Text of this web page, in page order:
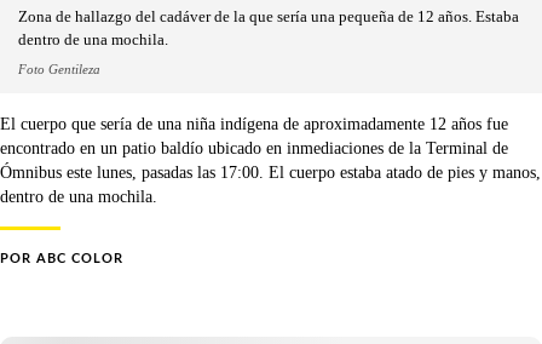
Zona de hallazgo del cadáver de la que sería una pequeña de 12 años. Estaba
dentro de una mochila.
Foto Gentileza
El cuerpo que sería de una niña indígena de aproximadamente 12 años fue
encontrado en un patio baldío ubicado en inmediaciones de la Terminal de
Ómnibus este lunes, pasadas las 17:00. El cuerpo estaba atado de pies y manos,
dentro de una mochila.
POR ABC COLOR